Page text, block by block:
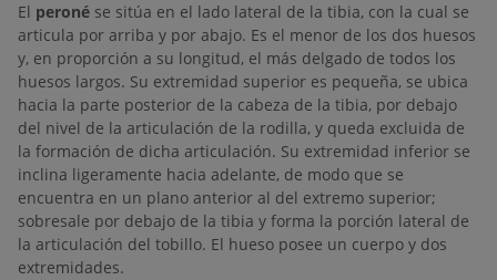
El peroné se sitúa en el lado lateral de la tibia, con la cual se
articula por arriba y por abajo. Es el menor de los dos huesos
y, en proporción a su longitud, el más delgado de todos los
huesos largos. Su extremidad superior es pequeña, se ubica
hacia la parte posterior de la cabeza de la tibia, por debajo
del nivel de la articulación de la rodilla, y queda excluida de
la formación de dicha articulación. Su extremidad inferior se
inclina ligeramente hacia adelante, de modo que se
encuentra en un plano anterior al del extremo superior;
sobresale por debajo de la tibia y forma la porción lateral de
la articulación del tobillo. El hueso posee un cuerpo y dos
extremidades.